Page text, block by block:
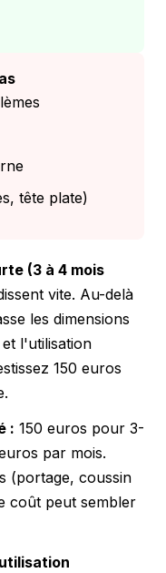
tête plate)
(3 à 4 mois
vite. Au-delà
les dimensions
l'utilisation
150 euros
: 150 euros pour 3-
par mois.
(portage, coussin
coût peut sembler